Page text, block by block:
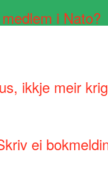
i Nato?
ikkje meir
ei